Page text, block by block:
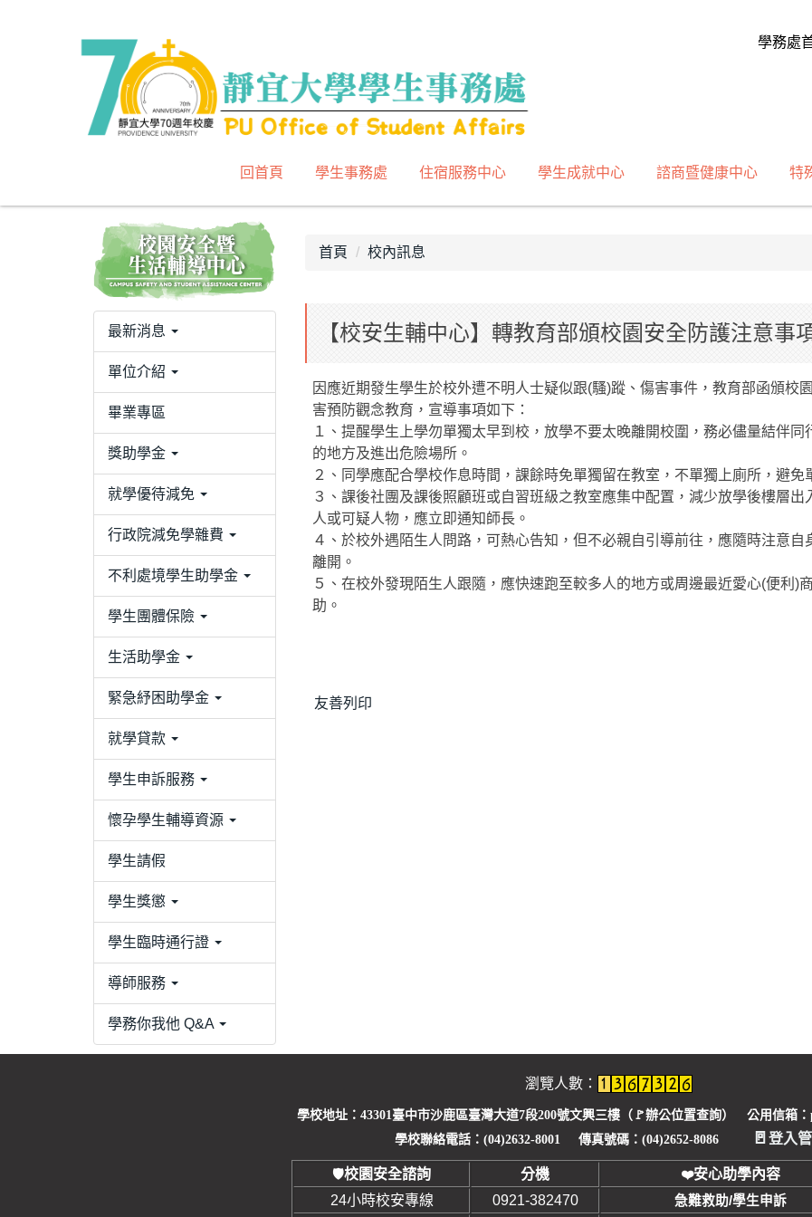
學務處
回首頁 學生事務處 住宿服務中心 學生成就中心 諮商暨健康中心 特
最新消息
單位介紹
畢業專區
獎助學金
就學優待減免
行政院減免學雜費
不利處境學生助學金
學生團體保險
生活助學金
緊急紓困助學金
就學貸款
學生申訴服務
懷孕學生輔導資源
學生請假
學生獎懲
學生臨時通行證
導師服務
學務你我他 Q&A
首頁 校內訊息
【校安生輔中心】轉教育部頒校園安全防護注意事
因應近期發生學生於校外遭不明人士疑似跟(騷)蹤、傷害事件，教育部函頒校
害預防觀念教育，宣導事項如下：
１、提醒學生上學勿單獨太早到校，放學不要太晚離開校圍，務必儘量結伴
的地方及進出危險場所。
２、同學應配合學校作息時間，課餘時免單獨留在教室，不單獨上廁所，避免
３、課後社團及課後照顧班或自習班級之教室應集中配置，減少放學後樓層
人或可疑人物，應立即通知師長。
４、於校外遇陌生人問路，可熱心告知，但不必親自引導前往，應隨時注意
離開。
５、在校外發現陌生人跟隨，應快速跑至較多人的地方或周邊最近愛心(便利)
助。
友善列印
瀏覽人數：
學校地址：43301臺中市沙鹿區臺灣大道7段200號文興三樓（🚩辦公位置查詢） 公用信箱：
學校聯絡電話：(04)2632-8001 傳真號碼：(04)2652-8086
🚪登入
🛡️校園安全諮詢 分機 ❤安心助學內容
24小時校安專線
0921-382470 急難救助/學生申訴